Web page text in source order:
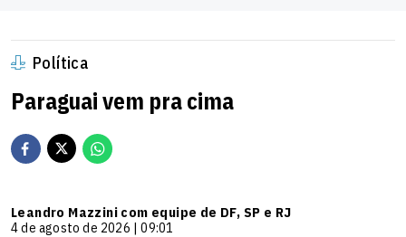
Política
Paraguai vem pra cima
Leandro Mazzini com equipe de DF, SP e RJ
4 de agosto de 2026 | 09:01